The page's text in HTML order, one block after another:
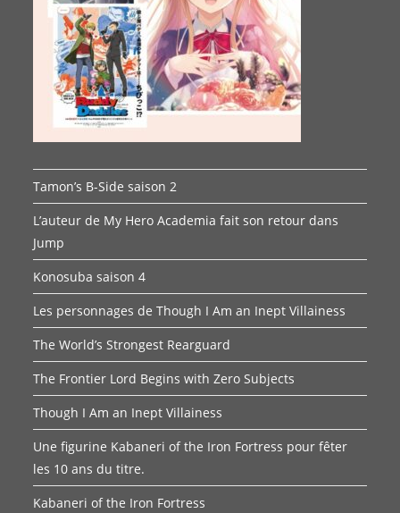
Tamon’s B-Side saison 2
L’auteur de My Hero Academia fait son retour dans
Jump
Konosuba saison 4
Les personnages de Though I Am an Inept Villainess
The World’s Strongest Rearguard
The Frontier Lord Begins with Zero Subjects
Though I Am an Inept Villainess
Une figurine Kabaneri of the Iron Fortress pour fêter
les 10 ans du titre.
Kabaneri of the Iron Fortress